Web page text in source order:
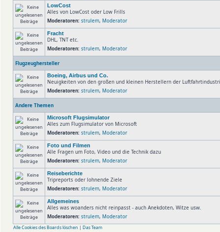
LowCost
Alles von LowCost oder Low Frills
Moderatoren: strulem, Moderator
Fracht
DHL, TNT etc.
Moderatoren: strulem, Moderator
Flugzeughersteller
Boeing, Airbus und Co.
Neuigkeiten von den großen und kleinen Herstellern der
Moderatoren: strulem, Moderator
Andere Themen
Microsoft Flugsimulator
Alles zum Flugsimulator von Microsoft
Moderatoren: strulem, Moderator
Foto und Filmen
Alle Fragen um Foto, Video und die Technik dazu
Moderatoren: strulem, Moderator
Reiseberichte
Tripreports oder lohnende Ziele
Moderatoren: strulem, Moderator
Allgemeines
Alles was woanders nicht reinpasst - auch Anekdoten, Witze usw.
Moderatoren: strulem, Moderator
Alle Cookies des Boards löschen | Das Team